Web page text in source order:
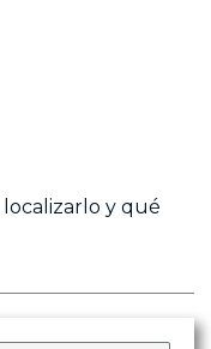
localizarlo y qué